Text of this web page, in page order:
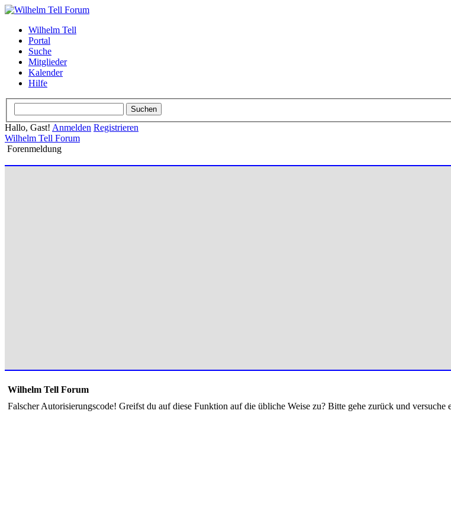
Wilhelm Tell
Portal
Suche
Mitglieder
Kalender
Hilfe
Hallo, Gast! Anmelden Registrieren
Wilhelm Tell Forum
Forenmeldung
Wilhelm Tell Forum
Falscher Autorisierungscode! Greifst du auf diese Funktion auf die übliche Weise zu? Bitte gehe zurück und versuche